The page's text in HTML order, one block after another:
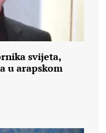
svijeta,
u arapskom